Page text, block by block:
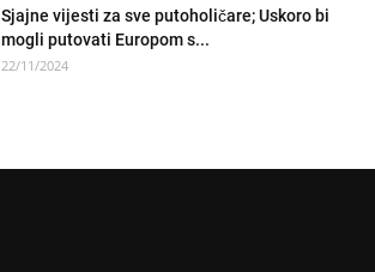
Sjajne vijesti za sve putoholičare; Uskoro bi
mogli putovati Europom s...
22/11/2024